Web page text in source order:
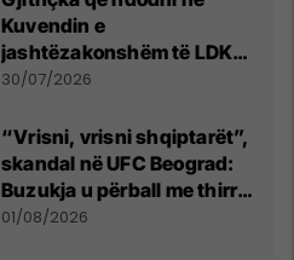
Kuvendin e
jashtëzakonshëm të LDK-
së
30/07/2026
“Vrisni, vrisni shqiptarët”,
skandal në UFC Beograd:
Buzukja u përball me thirrje
anti-shqiptare nga
01/08/2026